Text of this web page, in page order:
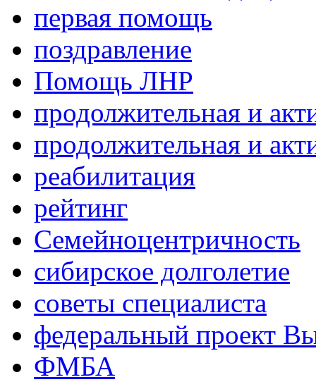
первая помощь
поздравление
Помощь ЛНР
продолжительная и
продолжительная и
реабилитация
рейтинг
Семейноцентричность
сибирское долголетие
советы специалиста
федеральный проект
ФМБА